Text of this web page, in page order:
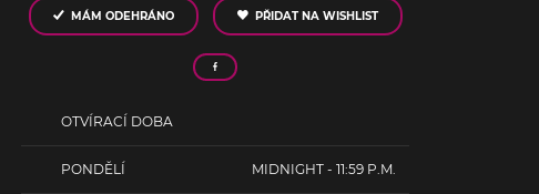
MÁM ODEHRÁNO PŘIDAT NA WISHLIST
OTVÍRACÍ DOBA
PONDĚLÍ MIDNIGHT - 11:59 P.M.